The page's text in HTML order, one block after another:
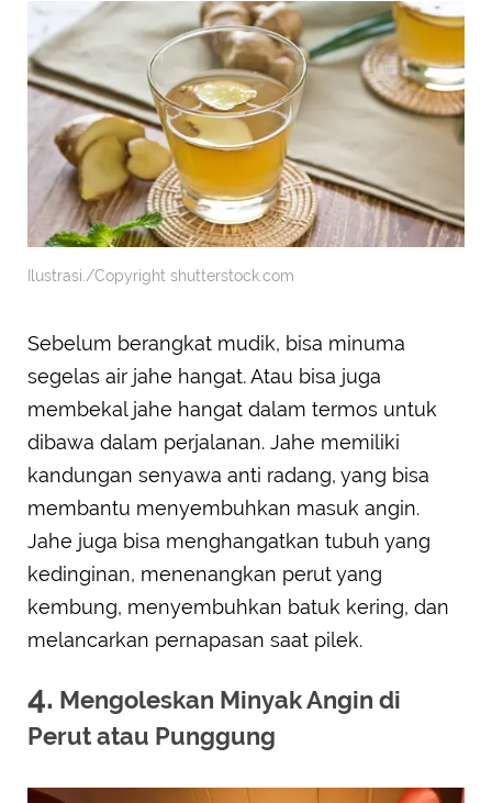
Ilustrasi./Copyright shutterstock.com
Sebelum berangkat mudik, bisa minuma
segelas air jahe hangat. Atau bisa juga
membekal jahe hangat dalam termos untuk
dibawa dalam perjalanan. Jahe memiliki
kandungan senyawa anti radang, yang bisa
membantu menyembuhkan masuk angin.
Jahe juga bisa menghangatkan tubuh yang
kedinginan, menenangkan perut yang
kembung, menyembuhkan batuk kering, dan
melancarkan pernapasan saat pilek.
4. Mengoleskan Minyak Angin di
Perut atau Punggung